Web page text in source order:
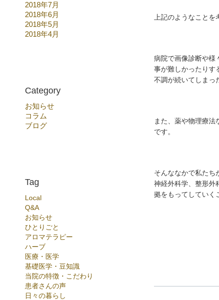
2018年7月
2018年6月
2018年5月
2018年4月
Category
お知らせ
コラム
ブログ
Tag
Local
Q&A
お知らせ
ひとりごと
アロマテラピー
ハーブ
医療・医学
基礎医学・豆知識
当院の特徴・こだわり
患者さんの声
日々の暮らし
上記のようなこと
病院で画像診断や様
事が難しかったりす
不調が続いてしまっ
また、薬や物理療
です。
そんななかで私たち
神経外科学、整形外
拠をもってしていく